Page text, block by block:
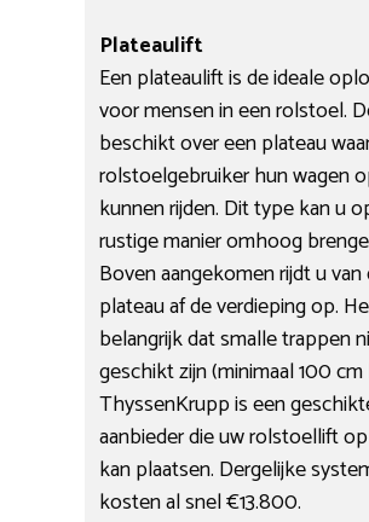
Plateaulift
Een plateaulift is de ideale
voor mensen in een rolstoel.
beschikt over een plateau
rolstoelgebruiker hun wagen
kunnen rijden. Dit type kan u
rustige manier omhoog
Boven aangekomen rijdt u van
plateau af de verdieping op.
belangrijk dat smalle trappen
geschikt zijn (minimaal 100 cm
ThyssenKrupp is een
aanbieder die uw rolstoellift
kan plaatsen. Dergelijke
kosten al snel €13.800.